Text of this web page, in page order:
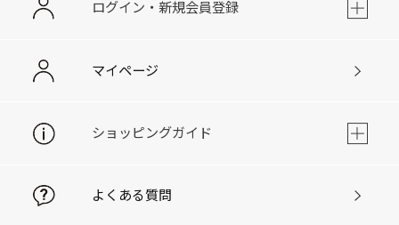
ログイン・新規会員登録
マイページ
ショッピングガイド
よくある質問